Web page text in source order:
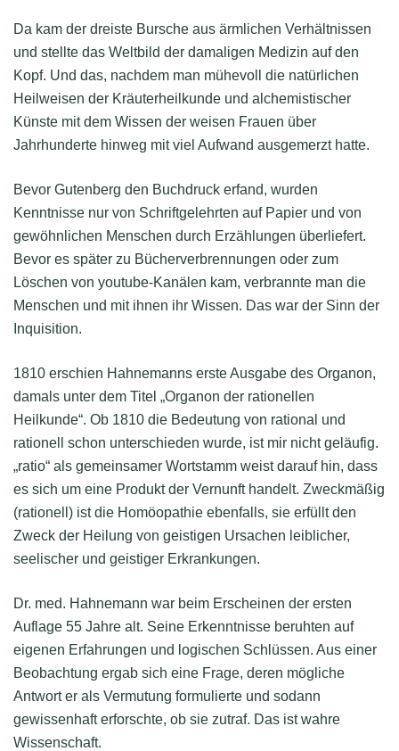
Da kam der dreiste Bursche aus ärmlichen Verhältnissen
und stellte das Weltbild der damaligen Medizin auf den
Kopf. Und das, nachdem man mühevoll die natürlichen
Heilweisen der Kräuterheilkunde und alchemistischer
Künste mit dem Wissen der weisen Frauen über
Jahrhunderte hinweg mit viel Aufwand ausgemerzt hatte.
Bevor Gutenberg den Buchdruck erfand, wurden
Kenntnisse nur von Schriftgelehrten auf Papier und von
gewöhnlichen Menschen durch Erzählungen überliefert.
Bevor es später zu Bücherverbrennungen oder zum
Löschen von youtube-Kanälen kam, verbrannte man die
Menschen und mit ihnen ihr Wissen. Das war der Sinn der
Inquisition.
1810 erschien Hahnemanns erste Ausgabe des Organon,
damals unter dem Titel „Organon der rationellen
Heilkunde“. Ob 1810 die Bedeutung von rational und
rationell schon unterschieden wurde, ist mir nicht geläufig.
„ratio“ als gemeinsamer Wortstamm weist darauf hin, dass
es sich um eine Produkt der Vernunft handelt. Zweckmäßig
(rationell) ist die Homöopathie ebenfalls, sie erfüllt den
Zweck der Heilung von geistigen Ursachen leiblicher,
seelischer und geistiger Erkrankungen.
Dr. med. Hahnemann war beim Erscheinen der ersten
Auflage 55 Jahre alt. Seine Erkenntnisse beruhten auf
eigenen Erfahrungen und logischen Schlüssen. Aus einer
Beobachtung ergab sich eine Frage, deren mögliche
Antwort er als Vermutung formulierte und sodann
gewissenhaft erforschte, ob sie zutraf. Das ist wahre
Wissenschaft.